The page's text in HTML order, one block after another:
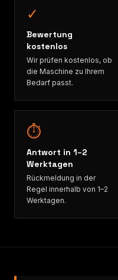
✓
Bewertung
kostenlos
Wir prüfen kostenlos, ob
die Maschine zu Ihrem
Bedarf passt.
⏱
Antwort in 1–2
Werktagen
Rückmeldung in der
Regel innerhalb von 1–2
Werktagen.